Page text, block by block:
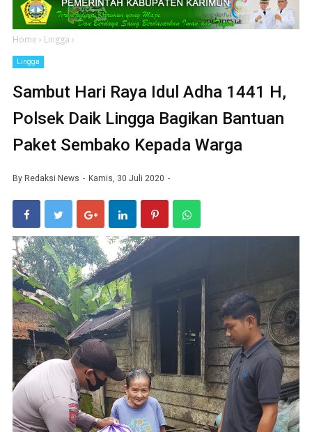
Home › Lingga ›
Lingga
Sambut Hari Raya Idul Adha 1441 H,
Polsek Daik Lingga Bagikan Bantuan
Paket Sembako Kepada Warga
By Redaksi News Kamis, 30 Juli 2020